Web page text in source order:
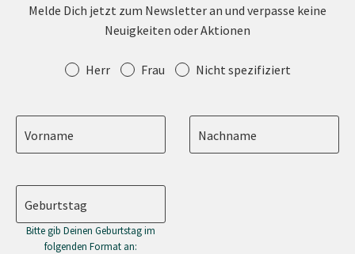
Melde Dich jetzt zum Newsletter an und verpasse keine
Neuigkeiten oder Aktionen
Anrede Herr Frau Nicht spezifiziert
Vorname Nachname
Geburtstag
Bitte gib Deinen Geburtstag im
folgenden Format an: